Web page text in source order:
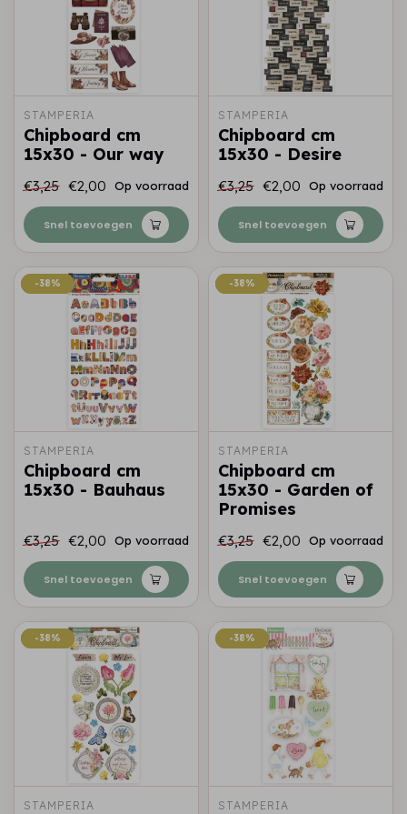
STAMPERIA
Chipboard cm
15x30 - Our way
€3,25 €2,00 Op voorraad
Snel toevoegen
STAMPERIA
Chipboard cm
15x30 - Desire
€3,25 €2,00 Op voorraad
Snel toevoegen
-38%
-38%
STAMPERIA
Chipboard cm
15x30 - Bauhaus
€3,25 €2,00 Op voorraad
Snel toevoegen
-38%
-38%
STAMPERIA
Chipboard cm
15x30 - Garden of
Promises
€3,25 €2,00 Op voorraad
Snel toevoegen
-38%
-38%
STAMPERIA
-38%
-38%
STAMPERIA